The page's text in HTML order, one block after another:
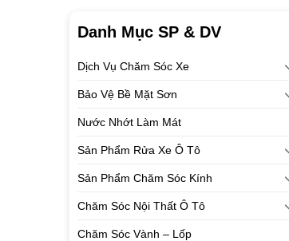
Danh Mục SP & DV
Dịch Vụ Chăm Sóc Xe
Bảo Vệ Bề Mặt Sơn
Nước Nhớt Làm Mát
Sản Phẩm Rửa Xe Ô Tô
Sản Phẩm Chăm Sóc Kính
Chăm Sóc Nội Thất Ô Tô
Chăm Sóc Vành – Lốp